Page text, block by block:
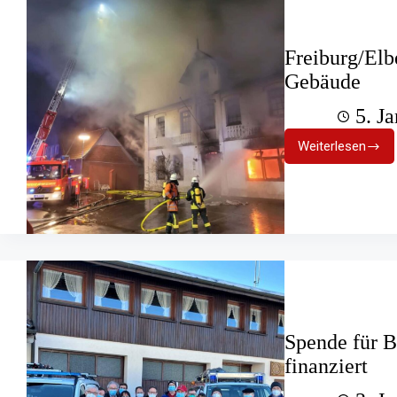
Freiburg/
Gebäude
5.
Weiterlesen
Freiburg/
Feuer
Spende für
finanziert